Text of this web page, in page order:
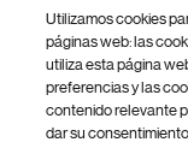
Footer Site Search
Utilizamos cookies
páginas web: las
utiliza esta página
preferencias y las
contenido relevante
dar su